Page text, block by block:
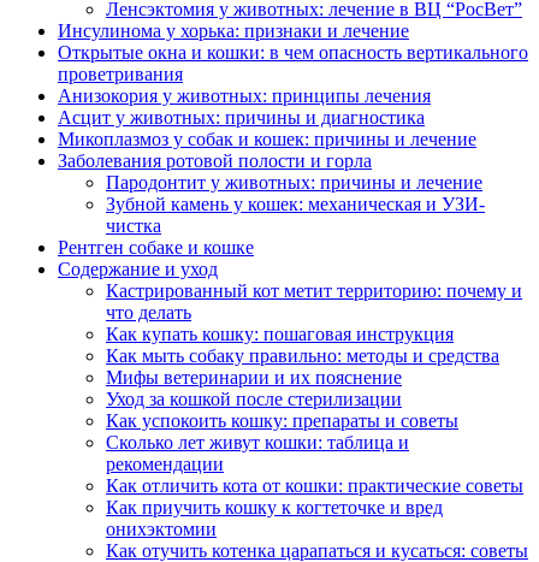
Ленсэктомия у животных: лечение в ВЦ “РосВет”
Инсулинома у хорька: признаки и лечение
Открытые окна и кошки: в чем опасность вертикального
проветривания
Анизокория у животных: принципы лечения
Асцит у животных: причины и диагностика
Микоплазмоз у собак и кошек: причины и лечение
Заболевания ротовой полости и горла
Пародонтит у животных: причины и лечение
Зубной камень у кошек: механическая и УЗИ-
чистка
Рентген собаке и кошке
Содержание и уход
Кастрированный кот метит территорию: почему и
что делать
Как купать кошку: пошаговая инструкция
Как мыть собаку правильно: методы и средства
Мифы ветеринарии и их пояснение
Уход за кошкой после стерилизации
Как успокоить кошку: препараты и советы
Сколько лет живут кошки: таблица и
рекомендации
Как отличить кота от кошки: практические советы
Как приучить кошку к когтеточке и вред
онихэктомии
Как отучить котенка царапаться и кусаться: советы